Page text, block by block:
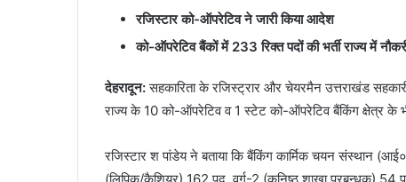
रजिस्टार को-ऑपरेटिव ने जारी किया आदेश
को-ऑपरेटिव बैंकों में 233 रिक्त पदों की भर्ती राज्य में
देहरादून:सहकारिता के रजिस्ट्रार और चेयरमैन उत्तराखंड
राज्य के 10 को-ऑपरेटिव व 1 स्टेट को-ऑपरेटिव बैंकिंग क्षेत्र के
रजिस्टार श पांडेय ने बताया कि बैंकिंग कार्मिक चयन संस्थान